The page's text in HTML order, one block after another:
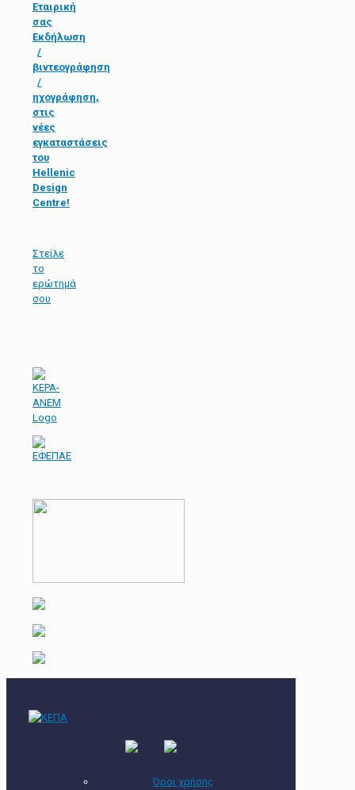
Εταιρική
σας
Εκδήλωση
/
βιντεογράφηση
/
ηχογράφηση,
στις
νέες
εγκαταστάσεις
του
Hellenic
Design
Centre!
Στείλε
τo
ερώτημά
σου
Όροι χρήσης